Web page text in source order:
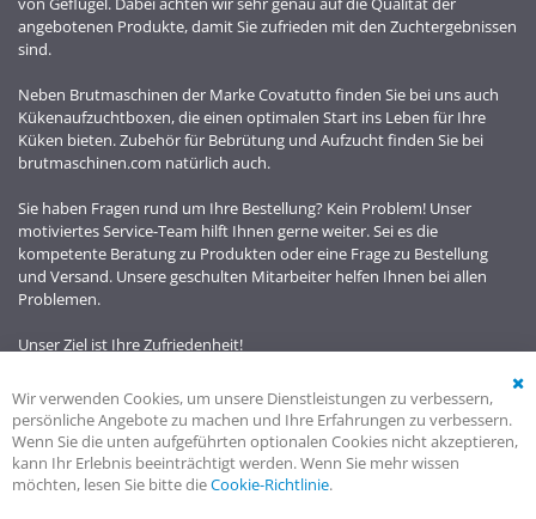
angebotenen Produkte, damit Sie zufrieden mit den Zuchtergebnissen
sind.
Neben Brutmaschinen der Marke Covatutto finden Sie bei uns auch
Kükenaufzuchtboxen, die einen optimalen Start ins Leben für Ihre
Küken bieten. Zubehör für Bebrütung und Aufzucht finden Sie bei
brutmaschinen.com natürlich auch.
Sie haben Fragen rund um Ihre Bestellung? Kein Problem! Unser
motiviertes Service-Team hilft Ihnen gerne weiter. Sei es die
kompetente Beratung zu Produkten oder eine Frage zu Bestellung
und Versand. Unsere geschulten Mitarbeiter helfen Ihnen bei allen
Problemen.
Unser Ziel ist Ihre Zufriedenheit!
Wir verwenden Cookies, um unsere Dienstleistungen zu verbessern,
persönliche Angebote zu machen und Ihre Erfahrungen zu verbessern.
Wenn Sie die unten aufgeführten optionalen Cookies nicht akzeptieren,
kann Ihr Erlebnis beeinträchtigt werden. Wenn Sie mehr wissen
möchten, lesen Sie bitte dieCookie-Richtlinie.